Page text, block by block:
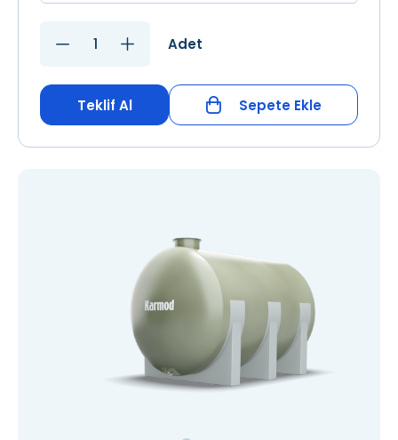
Adet
Teklif Al Sepete Ekle